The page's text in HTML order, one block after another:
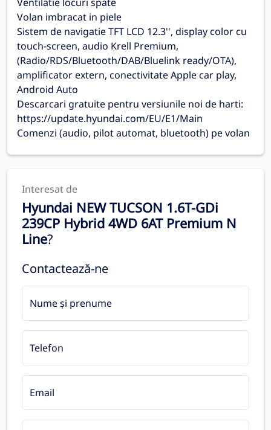
Volan imbracat in piele
Sistem de navigatie TFT LCD 12.3'', display color cu
touch-screen, audio Krell Premium,
(Radio/RDS/Bluetooth/DAB/Bluelink ready/OTA),
amplificator extern, conectivitate Apple car play,
Android Auto
Descarcari gratuite pentru versiunile noi de harti:
https://update.hyundai.com/EU/E1/Main
Comenzi (audio, pilot automat, bluetooth) pe volan
Interesat de
Hyundai NEW TUCSON 1.6T-GDi
239CP Hybrid 4WD 6AT Premium N
Line?
Contactează-ne
Nume și prenume
Telefon
Email